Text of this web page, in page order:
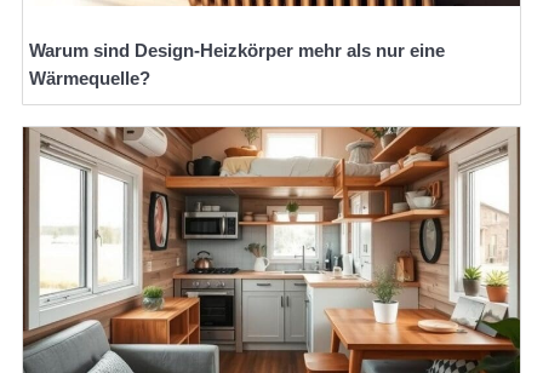
Warum sind Design-Heizkörper mehr als nur eine
Wärmequelle?